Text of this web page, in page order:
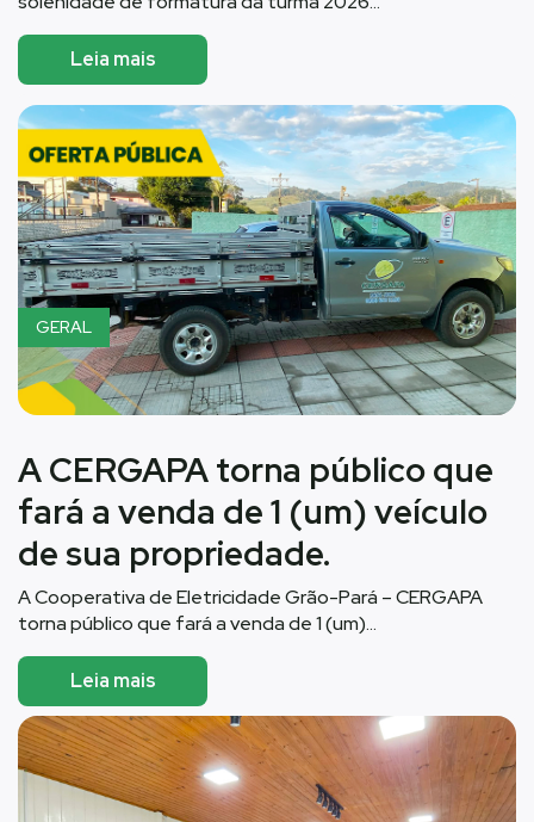
Leia mais
GERAL
A CERGAPA torna público que
fará a venda de 1 (um) veículo
de sua propriedade.
A Cooperativa de Eletricidade Grão-Pará – CERGAPA
torna público que fará a venda de 1 (um)…
Leia mais